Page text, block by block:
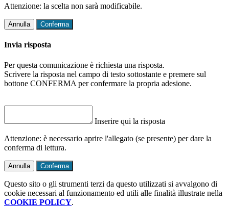
Attenzione: la scelta non sarà modificabile.
Annulla Conferma
Invia risposta
Per questa comunicazione è richiesta una risposta.
Scrivere la risposta nel campo di testo sottostante e premere sul
bottone CONFERMA per confermare la propria adesione.
Inserire qui la risposta
Attenzione: è necessario aprire l'allegato (se presente) per dare la
conferma di lettura.
Annulla Conferma
Questo sito o gli strumenti terzi da questo utilizzati si avvalgono di
cookie necessari al funzionamento ed utili alle finalità illustrate nella
COOKIE POLICY.